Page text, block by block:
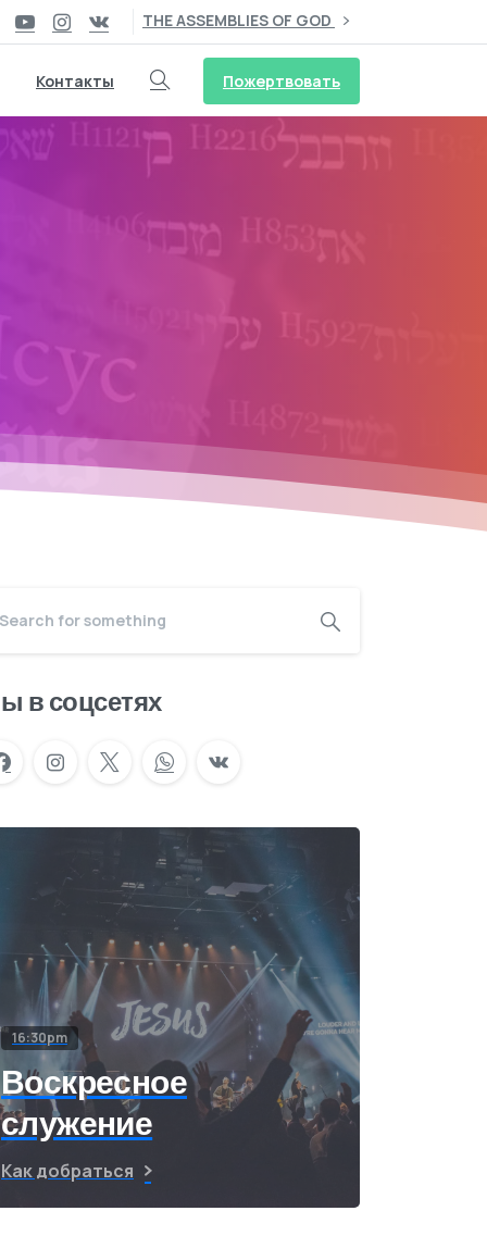
THE ASSEMBLIES OF GOD
Контакты Пожертвовать
в соцсетях
16:30pm
Воскресное
служение
Как добраться